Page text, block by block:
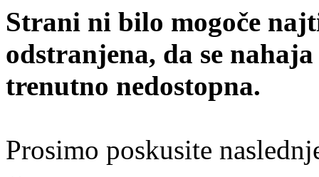
Strani ni bilo mogoče
odstranjena, da se
trenutno nedostopna.
Prosimo poskusite